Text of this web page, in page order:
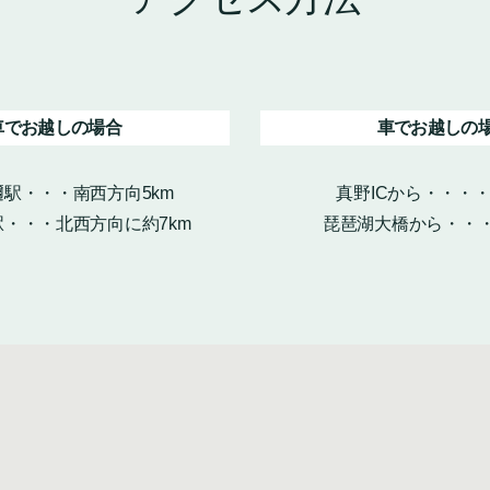
でお越しの場合
・・・南西方向5km
・・北西方向に約7km
車でお越しの
真野ICから・・・
琵琶湖大橋から・・